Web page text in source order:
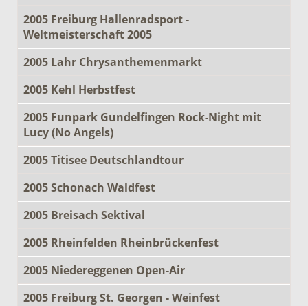
2005 Freiburg Hallenradsport -
Weltmeisterschaft 2005
2005 Lahr Chrysanthemenmarkt
2005 Kehl Herbstfest
2005 Funpark Gundelfingen Rock-Night mit
Lucy (No Angels)
2005 Titisee Deutschlandtour
2005 Schonach Waldfest
2005 Breisach Sektival
2005 Rheinfelden Rheinbrückenfest
2005 Niedereggenen Open-Air
2005 Freiburg St. Georgen - Weinfest